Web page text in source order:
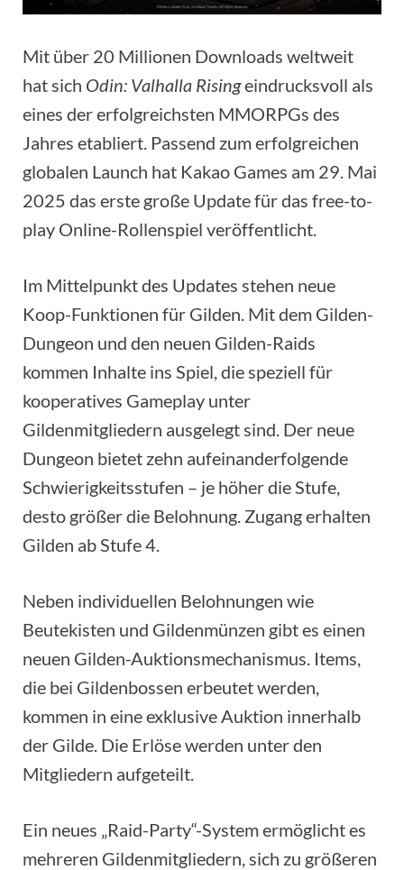
Mit über 20 Millionen Downloads weltweit
hat sich Odin: Valhalla Risingeindrucksvoll als
eines der erfolgreichsten MMORPGs des
Jahres etabliert. Passend zum erfolgreichen
globalen Launch hat Kakao Games am 29. Mai
2025 das erste große Update für das free-to-
play Online-Rollenspiel veröffentlicht.
Im Mittelpunkt des Updates stehen neue
Koop-Funktionen für Gilden. Mit dem Gilden-
Dungeon und den neuen Gilden-Raids
kommen Inhalte ins Spiel, die speziell für
kooperatives Gameplay unter
Gildenmitgliedern ausgelegt sind. Der neue
Dungeon bietet zehn aufeinanderfolgende
Schwierigkeitsstufen – je höher die Stufe,
desto größer die Belohnung. Zugang erhalten
Gilden ab Stufe 4.
Neben individuellen Belohnungen wie
Beutekisten und Gildenmünzen gibt es einen
neuen Gilden-Auktionsmechanismus. Items,
die bei Gildenbossen erbeutet werden,
kommen in eine exklusive Auktion innerhalb
der Gilde. Die Erlöse werden unter den
Mitgliedern aufgeteilt.
Ein neues „Raid-Party“-System ermöglicht es
mehreren Gildenmitgliedern, sich zu größeren